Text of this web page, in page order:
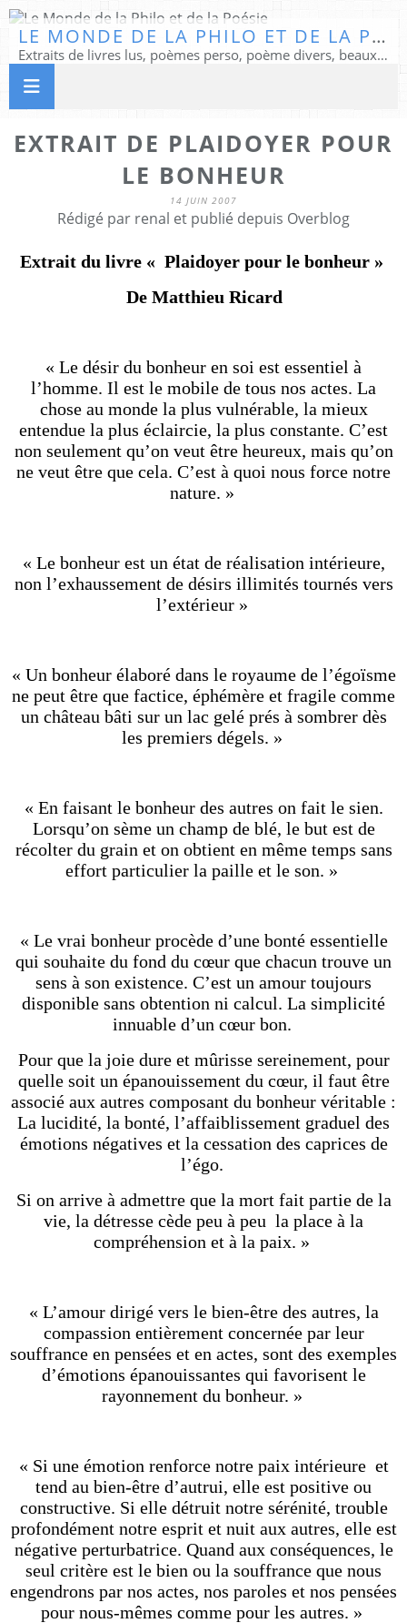
LE MONDE DE LA PHILO ET DE LA POÉSIE
Extraits de livres lus, poèmes perso, poème divers, beaux textes...
EXTRAIT DE PLAIDOYER POUR
LE BONHEUR
14 JUIN 2007
Rédigé par renal et publié depuis Overblog
Extrait du livre « Plaidoyer pour le bonheur »
De Matthieu Ricard
« Le désir du bonheur en soi est essentiel à
l’homme. Il est le mobile de tous nos actes. La
chose au monde la plus vulnérable, la mieux
entendue la plus éclaircie, la plus constante. C’est
non seulement qu’on veut être heureux, mais qu’on
ne veut être que cela. C’est à quoi nous force notre
nature. »
« Le bonheur est un état de réalisation intérieure,
non l’exhaussement de désirs illimités tournés vers
l’extérieur »
« Un bonheur élaboré dans le royaume de l’égoïsme
ne peut être que factice, éphémère et fragile comme
un château bâti sur un lac gelé prés à sombrer dès
les premiers dégels. »
« En faisant le bonheur des autres on fait le sien.
Lorsqu’on sème un champ de blé, le but est de
récolter du grain et on obtient en même temps sans
effort particulier la paille et le son. »
« Le vrai bonheur procède d’une bonté essentielle
qui souhaite du fond du cœur que chacun trouve un
sens à son existence. C’est un amour toujours
disponible sans obtention ni calcul. La simplicité
innuable d’un cœur bon.
Pour que la joie dure et mûrisse sereinement, pour
quelle soit un épanouissement du cœur, il faut être
associé aux autres composant du bonheur véritable :
La lucidité, la bonté, l’affaiblissement graduel des
émotions négatives et la cessation des caprices de
l’égo.
Si on arrive à admettre que la mort fait partie de la
vie, la détresse cède peu à peu la place à la
compréhension et à la paix. »
« L’amour dirigé vers le bien-être des autres, la
compassion entièrement concernée par leur
souffrance en pensées et en actes, sont des exemples
d’émotions épanouissantes qui favorisent le
rayonnement du bonheur. »
« Si une émotion renforce notre paix intérieure et
tend au bien-être d’autrui, elle est positive ou
constructive. Si elle détruit notre sérénité, trouble
profondément notre esprit et nuit aux autres, elle est
négative perturbatrice. Quand aux conséquences, le
seul critère est le bien ou la souffrance que nous
engendrons par nos actes, nos paroles et nos pensées
pour nous-mêmes comme pour les autres. »